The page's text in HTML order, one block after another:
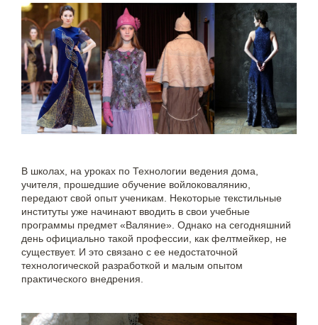
В школах, на уроках по Технологии ведения дома,
учителя, прошедшие обучение войлоковалянию,
передают свой опыт ученикам. Некоторые текстильные
институты уже начинают вводить в свои учебные
программы предмет «Валяние». Однако на сегодняшний
день официально такой профессии, как фелтмейкер, не
существует. И это связано с ее недостаточной
технологической разработкой и малым опытом
практического внедрения.